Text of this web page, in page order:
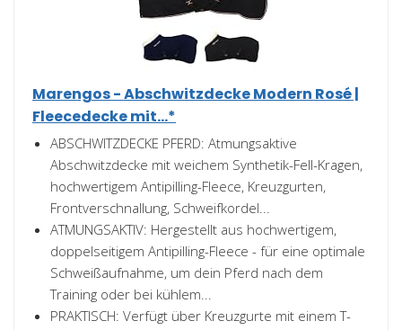
Marengos - Abschwitzdecke Modern Rosé |
Fleecedecke mit...*
ABSCHWITZDECKE PFERD: Atmungsaktive
Abschwitzdecke mit weichem Synthetik-Fell-Kragen,
hochwertigem Antipilling-Fleece, Kreuzgurten,
Frontverschnallung, Schweifkordel...
ATMUNGSAKTIV: Hergestellt aus hochwertigem,
doppelseitigem Antipilling-Fleece - für eine optimale
Schweißaufnahme, um dein Pferd nach dem
Training oder bei kühlem...
PRAKTISCH: Verfügt über Kreuzgurte mit einem T-